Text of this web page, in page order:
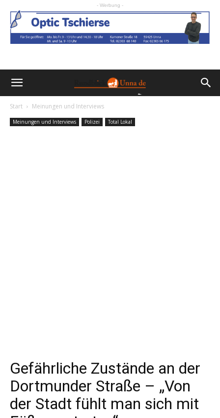
- Werbung -
Start Meinungen und Interviews
Meinungen und Interviews Polizei Total Lokal
Gefährliche Zustände an der
Dortmunder Straße – „Von
der Stadt fühlt man sich mit